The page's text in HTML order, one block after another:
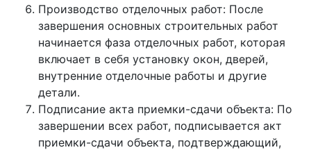
Производство отделочных работ: После
завершения основных строительных работ
начинается фаза отделочных работ, которая
включает в себя установку окон, дверей,
внутренние отделочные работы и другие
детали.
Подписание акта приемки-сдачи объекта: По
завершении всех работ, подписывается акт
приемки-сдачи объекта, подтверждающий,